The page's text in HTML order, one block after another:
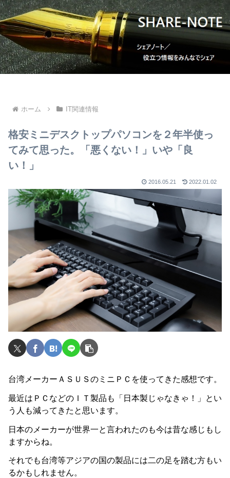
ホーム IT関連情報
格安ミニデスクトップパソコンを２年半使っ
てみて思った。「悪くない！」いや「良
い！」
2016.05.21 2022.01.02
台湾メーカーＡＳＵＳのミニＰＣを使ってきた感想です。
最近はＰＣなどのＩＴ製品も「日本製じゃなきゃ！」とい
う人も減ってきたと思います。
日本のメーカーが世界一と言われたのも今は昔な感じもし
ますからね。
それでも台湾等アジアの国の製品には二の足を踏む方もい
るかもしれません。